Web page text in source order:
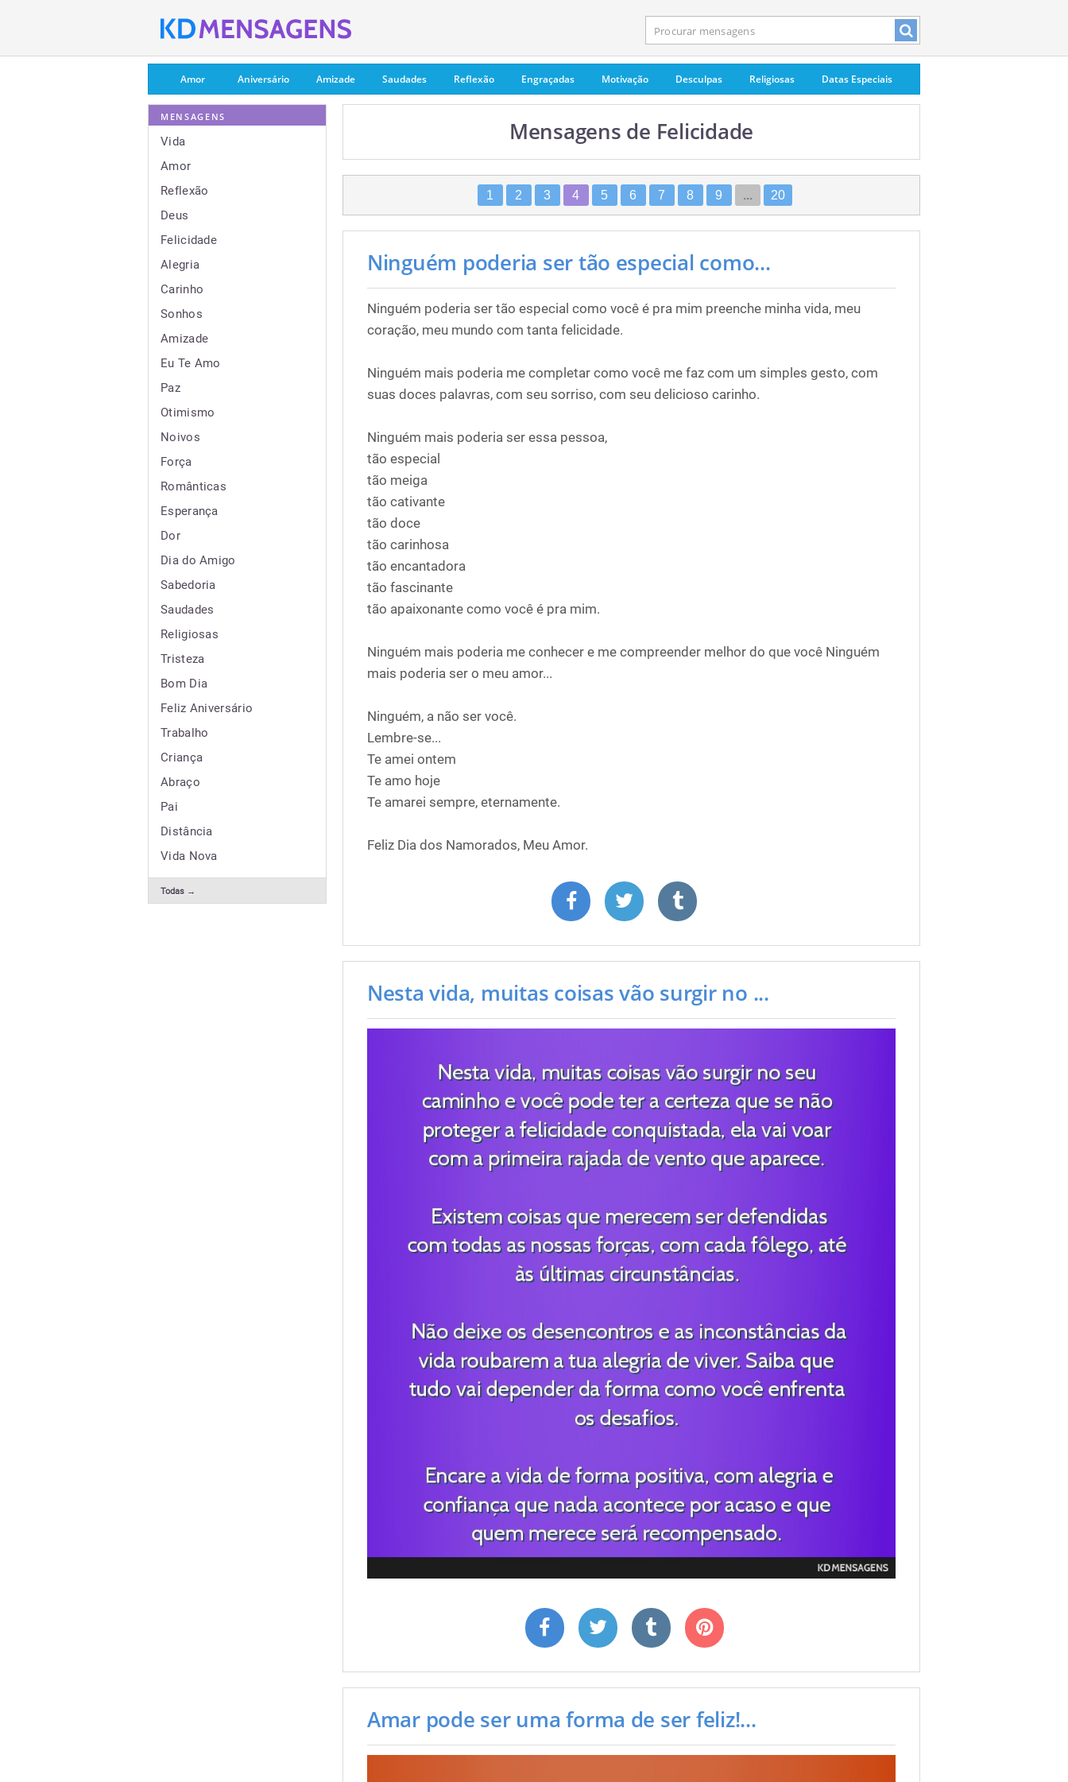
Amor Aniversário Amizade Saudades Reflexão Engraçadas Motivação Desculpas Religiosas Datas Especiais
MENSAGENS
Vida
Amor
Reflexão
Deus
Felicidade
Alegria
Carinho
Sonhos
Amizade
Eu Te Amo
Paz
Otimismo
Noivos
Força
Românticas
Esperança
Dor
Dia do Amigo
Sabedoria
Saudades
Religiosas
Tristeza
Bom Dia
Feliz Aniversário
Trabalho
Criança
Abraço
Pai
Distância
Vida Nova
Todas →
Mensagens de Felicidade
1 2 3 4 5 6 7 8 9 ... 20
Ninguém poderia ser tão especial como...
Ninguém poderia ser tão especial como você é pra mim preenche minha vida, meu
coração, meu mundo com tanta felicidade.
Ninguém mais poderia me completar como você me faz com um simples gesto, com
suas doces palavras, com seu sorriso, com seu delicioso carinho.
Ninguém mais poderia ser essa pessoa,
tão especial
tão meiga
tão cativante
tão doce
tão carinhosa
tão encantadora
tão fascinante
tão apaixonante como você é pra mim.
Ninguém mais poderia me conhecer e me compreender melhor do que você Ninguém
mais poderia ser o meu amor...
Ninguém, a não ser você.
Lembre-se...
Te amei ontem
Te amo hoje
Te amarei sempre, eternamente.
Feliz Dia dos Namorados, Meu Amor.
Nesta vida, muitas coisas vão surgir no ...
Amar pode ser uma forma de ser feliz!...